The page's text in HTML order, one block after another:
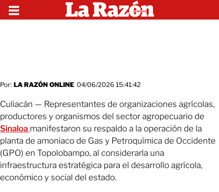
Por: LA RAZÓN ONLINE 04/06/2026 15:41:42
Culiacán — Representantes de organizaciones agrícolas,
productores y organismos del sector agropecuario de
Sinaloa manifestaron su respaldo a la operación de la
planta de amoniaco de Gas y Petroquímica de Occidente
(GPO) en Topolobampo, al considerarla una
infraestructura estratégica para el desarrollo agrícola,
económico y social del estado.